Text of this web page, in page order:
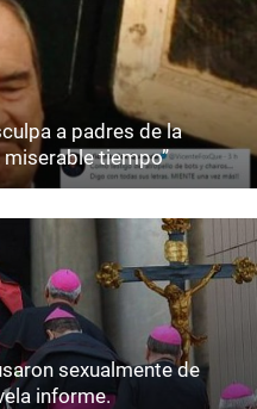
a padres de la
miserable tiempo”
sexualmente de
informe.